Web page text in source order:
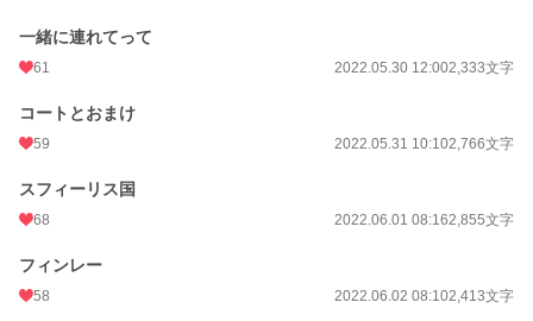
一緒に連れてって
61 2022.05.30 12:002,333文字
コートとおまけ
59 2022.05.31 10:102,766文字
スフィーリス国
68 2022.06.01 08:162,855文字
フィンレー
58 2022.06.02 08:102,413文字